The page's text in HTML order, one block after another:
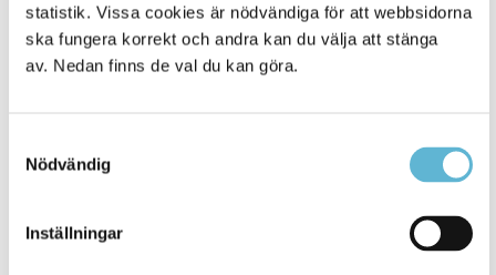
statistik. Vissa cookies är nödvändiga för att webbsidorna
ska fungera korrekt och andra kan du välja att stänga
av. Nedan finns de val du kan göra.
Nödvändig
Inställningar